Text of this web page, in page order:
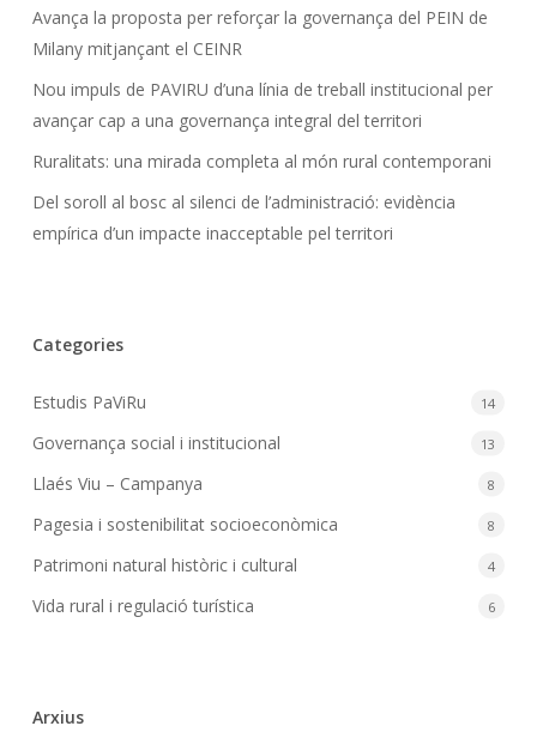
Avança la proposta per reforçar la governança del PEIN de
Milany mitjançant el CEINR
Nou impuls de PAVIRU d’una línia de treball institucional per
avançar cap a una governança integral del territori
Ruralitats: una mirada completa al món rural contemporani
Del soroll al bosc al silenci de l’administració: evidència
empírica d’un impacte inacceptable pel territori
Categories
Estudis PaViRu 14
Governança social i institucional 13
Llaés Viu – Campanya 8
Pagesia i sostenibilitat socioeconòmica 8
Patrimoni natural històric i cultural 4
Vida rural i regulació turística 6
Arxius